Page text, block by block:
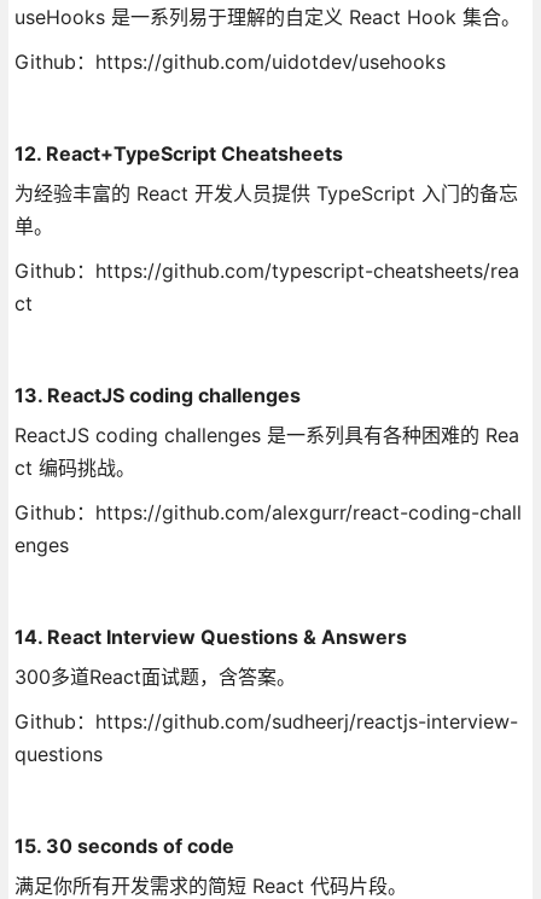
useHooks 是一系列易于理解的自定义 React Hook 集合。
Github：https://github.com/uidotdev/usehooks
12. React+TypeScript Cheatsheets
为经验丰富的 React 开发人员提供 TypeScript 入门的备忘
单。
Github：https://github.com/typescript-cheatsheets/rea
ct
13. ReactJS coding challenges
ReactJS coding challenges 是一系列具有各种困难的 Rea
ct 编码挑战。
Github：https://github.com/alexgurr/react-coding-chall
enges
14. React Interview Questions & Answers
300多道React面试题，含答案。
Github：https://github.com/sudheerj/reactjs-interview-
questions
15. 30 seconds of code
满足你所有开发需求的简短 React 代码片段。